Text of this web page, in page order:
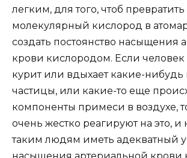
легким, для того, чтоб превратить
молекулярный кислород в
создать постоянство насыщения
крови кислородом. Если
курит или вдыхает какие-
частицы, или какие-то еще
компоненты примеси в воздухе,
очень жестко реагируют на это, и
таким людям иметь адекватный